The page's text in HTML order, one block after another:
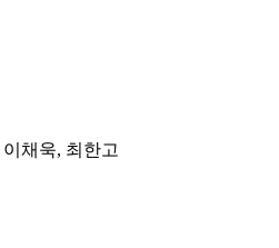
채욱, 최한고